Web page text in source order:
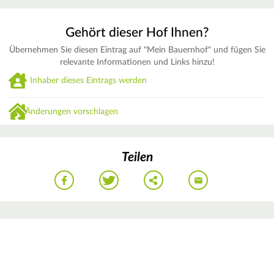
Gehört dieser Hof Ihnen?
Übernehmen Sie diesen Eintrag auf "Mein Bauernhof" und fügen Sie
relevante Informationen und Links hinzu!
Inhaber dieses Eintrags werden
Änderungen vorschlagen
Teilen